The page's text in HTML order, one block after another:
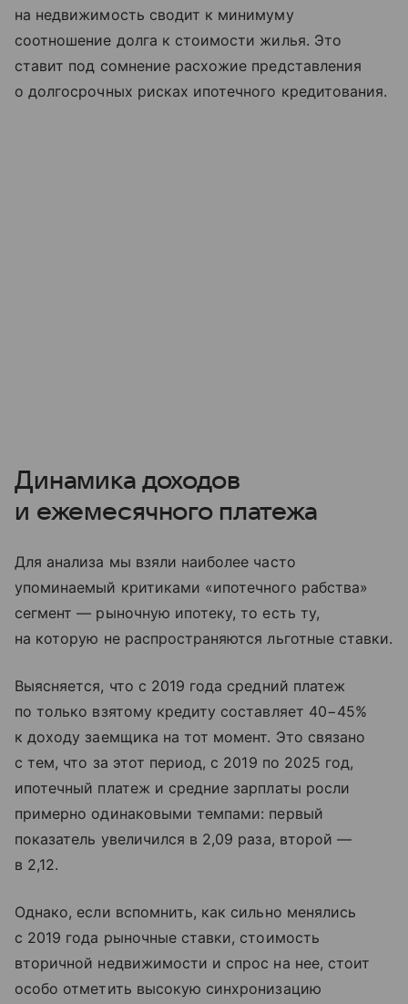
на недвижимость сводит к минимуму
соотношение долга к стоимости жилья. Это
ставит под сомнение расхожие представления
о долгосрочных рисках ипотечного кредитования.
Динамика доходов
и ежемесячного платежа
Для анализа мы взяли наиболее часто
упоминаемый критиками «ипотечного рабства»
сегмент — рыночную ипотеку, то есть ту,
на которую не распространяются льготные ставки.
Выясняется, что с 2019 года средний платеж
по только взятому кредиту составляет 40−45%
к доходу заемщика на тот момент. Это связано
с тем, что за этот период, с 2019 по 2025 год,
ипотечный платеж и средние зарплаты росли
примерно одинаковыми темпами: первый
показатель увеличился в 2,09 раза, второй —
в 2,12.
Однако, если вспомнить, как сильно менялись
с 2019 года рыночные ставки, стоимость
вторичной недвижимости и спрос на нее, стоит
особо отметить высокую синхронизацию